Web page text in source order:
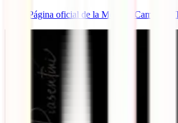
Página oficial de la Meeting Camper